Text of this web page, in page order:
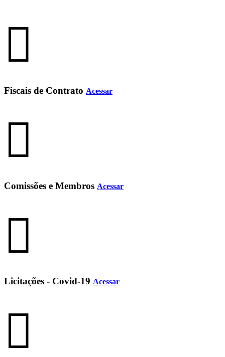
Fiscais de Contrato Acessar
Comissões e Membros Acessar
Licitações - Covid-19 Acessar